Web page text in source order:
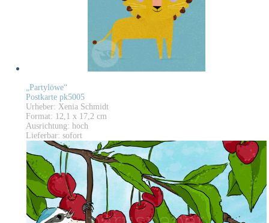
„Partylöwe“
Postkarte pk5005
Urheber: Xenia Schmidt
Format: 12,1 x 17,2 cm
Ausrichtung: hoch
Lieferbar: sofort